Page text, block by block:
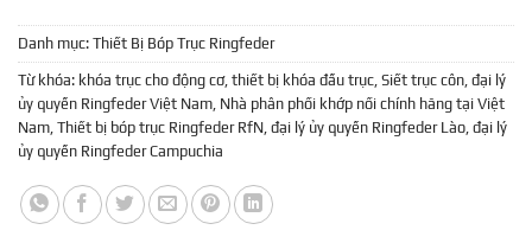
Danh mục: Thiết Bị Bóp Trục Ringfeder
Từ khóa: khóa trục cho động cơ, thiết bị khóa đầu trục, Siết trục côn, đại lý
ủy quyền Ringfeder Việt Nam, Nhà phân phối khớp nối chính hãng tại Việt
Nam, Thiết bị bóp trục Ringfeder RfN, đại lý ủy quyền Ringfeder Lào, đại lý
ủy quyền Ringfeder Campuchia